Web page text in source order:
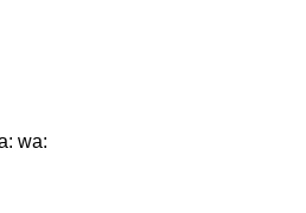
wa: